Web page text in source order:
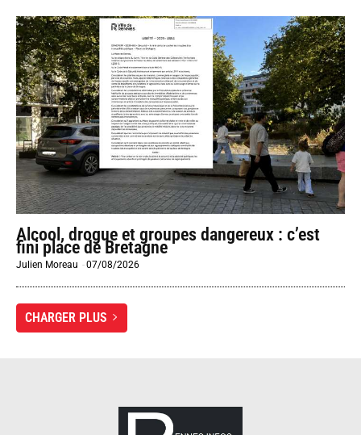
Alcool, drogue et groupes dangereux : c’est
fini place de Bretagne
Julien Moreau -07/08/2026
CHARGER PLUS